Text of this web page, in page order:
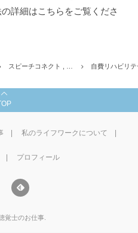
詳細はこちらをご覧くださ
スピーチコネクト , … 自費リハビリ
私のライフワークについて
プロフィール
覚士のお仕事.